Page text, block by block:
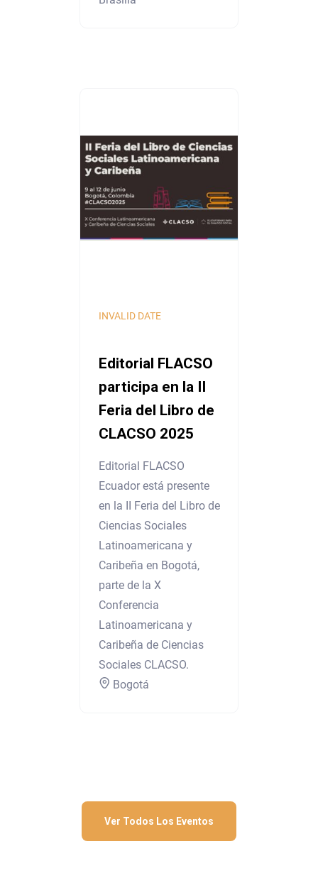
INVALID DATE
Editorial FLACSO
participa en la II
Feria del Libro de
CLACSO 2025
Editorial FLACSO
Ecuador está presente
en la II Feria del Libro de
Ciencias Sociales
Latinoamericana y
Caribeña en Bogotá,
parte de la X
Conferencia
Latinoamericana y
Caribeña de Ciencias
Sociales CLACSO.
Bogotá
Ver Todos Los Eventos